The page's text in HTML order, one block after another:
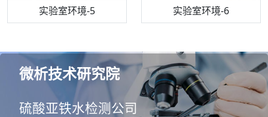
实验室环境-5 实验室环境-6
机构质检技术员-5 机构质检技术员-6
气相色谱仪 万能力学试验仪
微析技术研究院
硫酸亚铁水检测公司